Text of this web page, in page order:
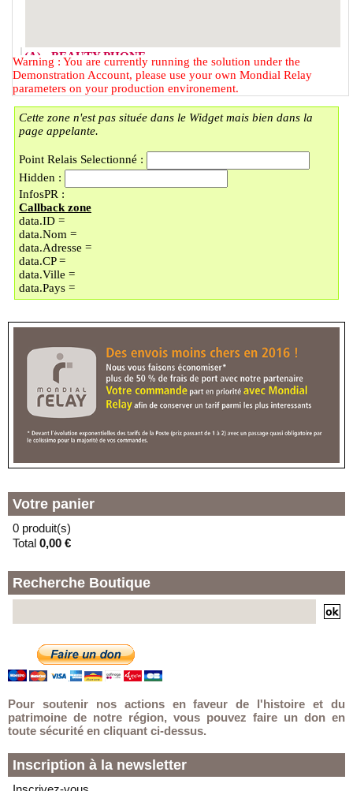
(A) - BEAUTY PHONE
2 RUE DU FAUBOURG DES
POSTES
59000 - LILLE
(B) - LOCKER BMOBILE
57 RUE DU FAUBOURG DES
59000 - LILLE
(C) - LOCKER LAVOMATIC
PLACE DOREZ/LI
9 PLACE BARTHELEMY DOREZ
59000 - LILLE
(D) - UNIQUE COIN
En vacances jusqu'au 30/08/2026
89 BOULEVARD MONTEBELLO
59000 - LILLE
130 BOULEVARD
59000 - LILLE
(F) - LOCKER TECHNOPHONE
RUE JULES GU
73 RUE JULES GUESDE
59000 - LILLE
(G) - LOCKER LA LAVERIE
11 PLACE DE LA SOLIDARITE
Warning : You are currently running the solution under the
Demonstration Account, please use your own Mondial Relay
parameters on your production environement.
Cette zone n'est pas située dans le Widget mais bien dans la
page appelante.
Point Relais Selectionné :
Hidden :
InfosPR :
Callback zone
data.ID =
data.Nom =
data.Adresse =
data.CP =
data.Ville =
data.Pays =
Votre panier
0 produit(s)
Total 0,00 €
Recherche Boutique
Pour soutenir nos actions en faveur de l'histoire et du
patrimoine de notre région, vous pouvez faire un don en
toute sécurité en cliquant ci-dessus.
Inscription à la newsletter